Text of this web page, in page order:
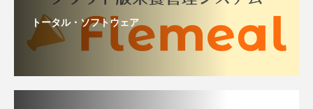
トータル・ソフトウェア